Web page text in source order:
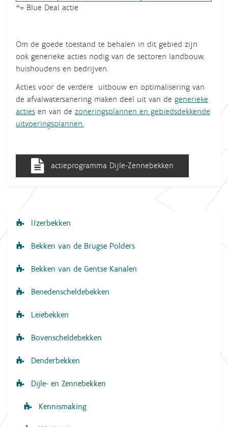
*= Blue Deal actie
Om de goede toestand te behalen in dit gebied zijn
ook generieke acties nodig van de sectoren landbouw,
huishoudens en bedrijven.
Acties voor de verdere uitbouw en optimalisering van
de afvalwatersanering maken deel uit van de generieke
acties en van de zoneringsplannen en gebiedsdekkende
uitvoeringsplannen.
actieprogramma Dijle-Zennebekken
N
a
i
g
t
IJzerbekken
Bekken van de Brugse Polders
Bekken van de Gentse Kanalen
Benedenscheldebekken
Leiebekken
Bovenscheldebekken
Denderbekken
Dijle- en Zennebekken
Kennismaking